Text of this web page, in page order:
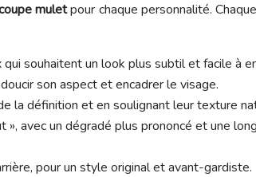
muletpour chaque personnalité.
qui souhaitent un look plus subtil et facile à
son aspect et encadrer le visage.
la définition et en soulignant leur texture
», avec un dégradé plus prononcé et une
pour un style original et avant-gardiste.